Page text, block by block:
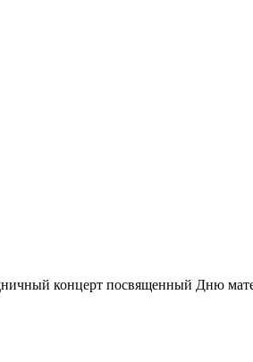
концерт посвященный Дню